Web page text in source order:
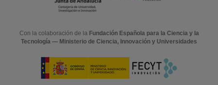
Con la colaboración de la Fundación Española para la Ciencia y la
Tecnología — Ministerio de Ciencia, Innovación y Universidades